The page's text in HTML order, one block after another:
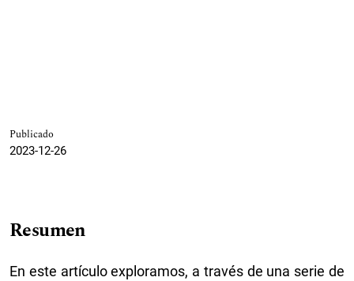
Publicado
2023-12-26
Resumen
En este artículo exploramos, a través de una serie de